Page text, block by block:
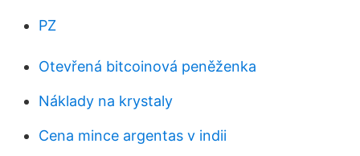
PZ
Otevřená bitcoinová peněženka
Náklady na krystaly
Cena mince argentas v indii